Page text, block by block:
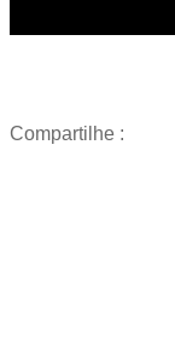
Compartilhe :